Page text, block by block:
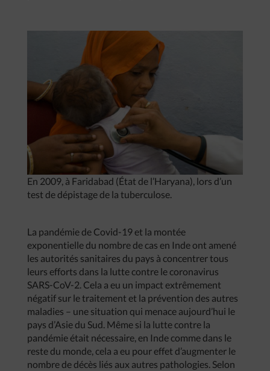
En 2009, à Faridabad (État de l’Haryana), lors d’un
test de dépistage de la tuberculose.
La pandémie de Covid-19 et la montée
exponentielle du nombre de cas en Inde ont amené
les autorités sanitaires du pays à concentrer tous
leurs efforts dans la lutte contre le coronavirus
SARS-CoV-2. Cela a eu un impact extrêmement
négatif sur le traitement et la prévention des autres
maladies – une situation qui menace aujourd’hui le
pays d’Asie du Sud. Même si la lutte contre la
pandémie était nécessaire, en Inde comme dans le
reste du monde, cela a eu pour effet d’augmenter le
nombre de décès liés aux autres pathologies. Selon